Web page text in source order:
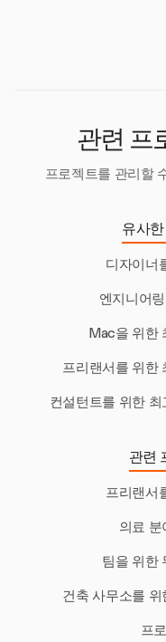
관련 프
프로젝트를 관리할
유사
디자이너
엔지니어
Mac을 위한
프리랜서를 위한
컨설턴트를 위한
관련
프리랜서
의료 분
팀을 위한
건축 사무소를
프